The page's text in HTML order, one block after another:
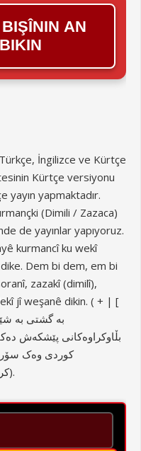
AN
İngilizce ve Kürtçe
Kürtçe versiyonu
yayın yapmaktadır.
(Dimili / Zazaca)
de yayınlar yapıyoruz.
kurmancî ku wekî
Dem bi dem, em bi
zazakî (dimilî),
jî weşanê dikin. ( + | [
بە گشتی بە
بڵاوکراوەکانی پێشکەش
کوردی وەک
(کرمانجکی) و لەکی بڵاوکراوەمان دەبێت.